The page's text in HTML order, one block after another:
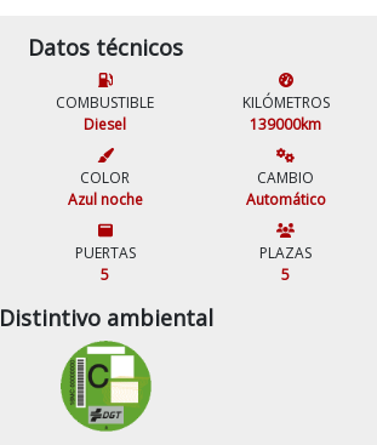
Datos técnicos
COMBUSTIBLE
Diesel
KILÓMETROS
139000km
COLOR
Azul noche
CAMBIO
Automático
PUERTAS
5
PLAZAS
5
Distintivo ambiental